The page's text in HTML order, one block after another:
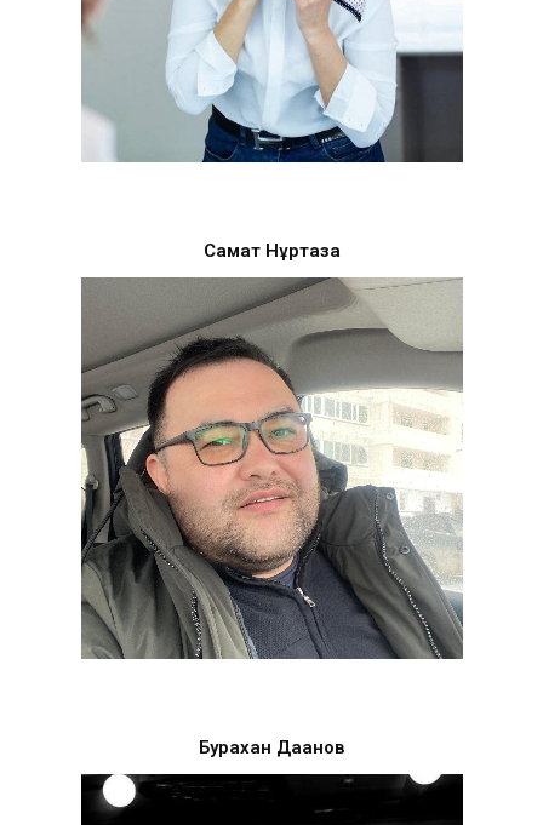
Самат Нұртаза
Бурахан Дақанов